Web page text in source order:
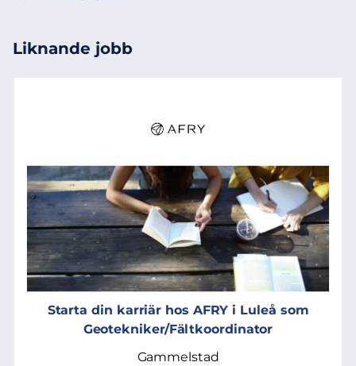
Liknande jobb
Starta din karriär hos AFRY i Luleå som
Geotekniker/Fältkoordinator
Gammelstad